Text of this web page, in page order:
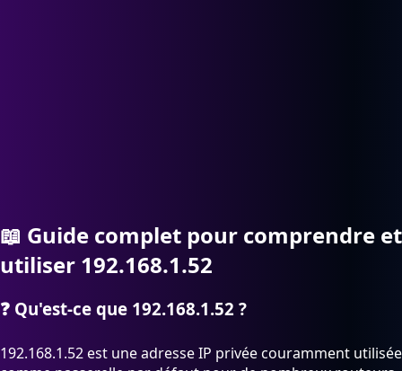
📖 Guide complet pour comprendre et
utiliser 192.168.1.52
❓ Qu'est-ce que 192.168.1.52 ?
192.168.1.52 est une adresse IP privée couramment utilisée